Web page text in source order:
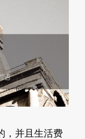
，并且生活费